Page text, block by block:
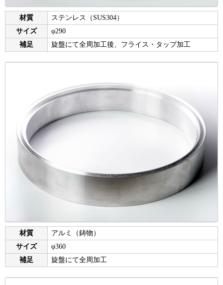
材質
ステンレス（SUS304）
サイズ
φ290
補足
旋盤にて全周加工後、フライス・タップ加工
材質
アルミ（鋳物）
サイズ
φ360
補足
旋盤にて全周加工